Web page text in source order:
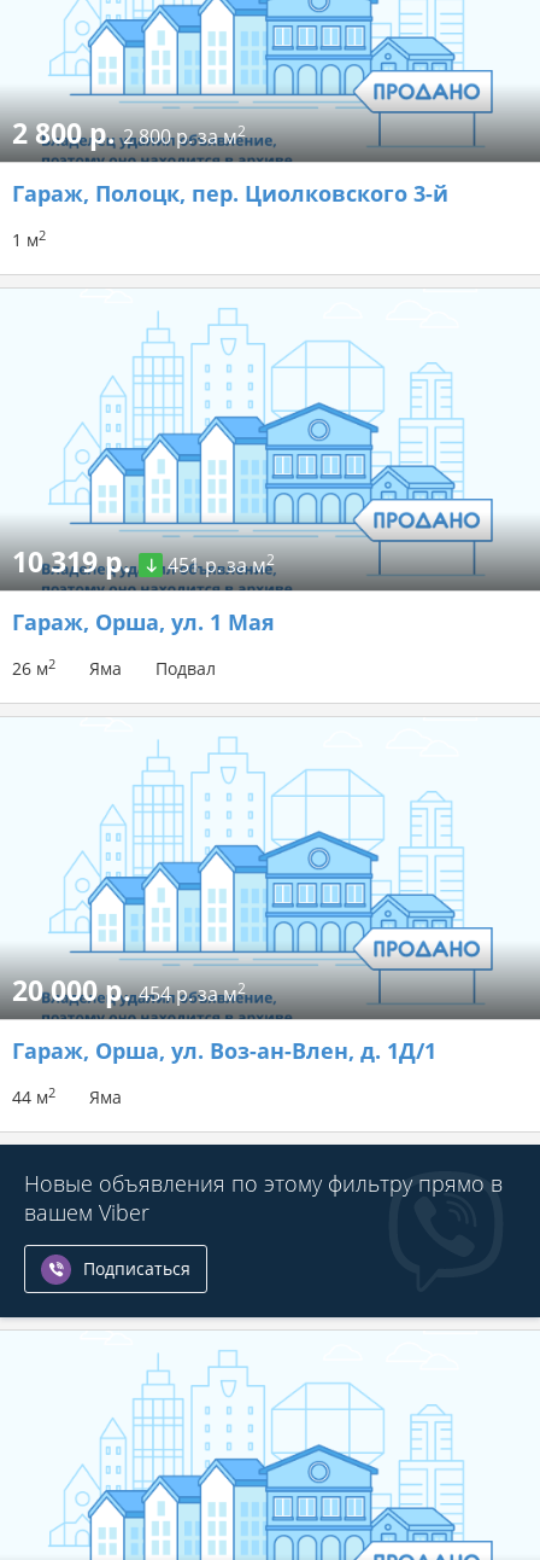
2 800 р.2 800 р. за м2
Гараж, Полоцк, пер. Циолковского 3-й
1 м2
10 319 р. 451 р. за м2
Гараж, Орша, ул. 1 Мая
26 м2 Яма Подвал
20 000 р.454 р. за м2
Гараж, Орша, ул. Воз-ан-Влен, д. 1Д/1
44 м2 Яма
Новые объявления по этому фильтру прямо в
вашем Viber
Подписаться